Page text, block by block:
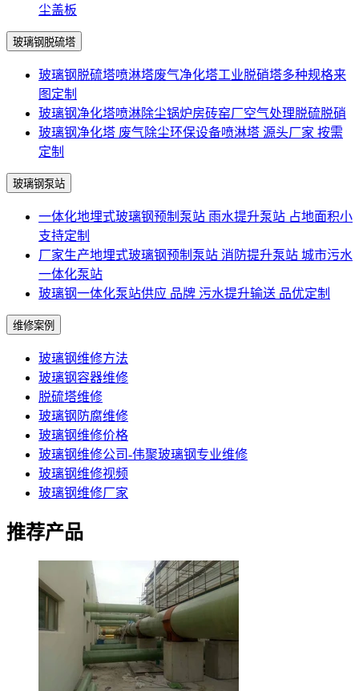
尘盖板
玻璃钢脱硫塔
玻璃钢脱硫塔喷淋塔废气净化塔工业脱硝塔多种规格来
图定制
玻璃钢净化塔喷淋除尘锅炉房砖窑厂空气处理脱硫脱硝
玻璃钢净化塔 废气除尘环保设备喷淋塔 源头厂家 按需
定制
玻璃钢泵站
一体化地埋式玻璃钢预制泵站 雨水提升泵站 占地面积小
支持定制
厂家生产地埋式玻璃钢预制泵站 消防提升泵站 城市污水
一体化泵站
玻璃钢一体化泵站供应 品牌 污水提升输送 品优定制
维修案例
玻璃钢维修方法
玻璃钢容器维修
脱硫塔维修
玻璃钢防腐维修
玻璃钢维修价格
玻璃钢维修公司-伟聚玻璃钢专业维修
玻璃钢维修视频
玻璃钢维修厂家
推荐产品